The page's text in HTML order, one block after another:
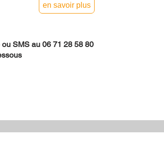
en savoir plus
SMS au 06 71 28 58 80